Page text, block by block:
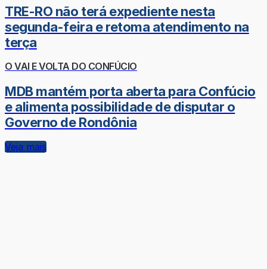
TRE-RO não terá expediente nesta
segunda-feira e retoma atendimento na
terça
O VAI E VOLTA DO CONFÚCIO
MDB mantém porta aberta para Confúcio
e alimenta possibilidade de disputar o
Governo de Rondônia
Veja mais